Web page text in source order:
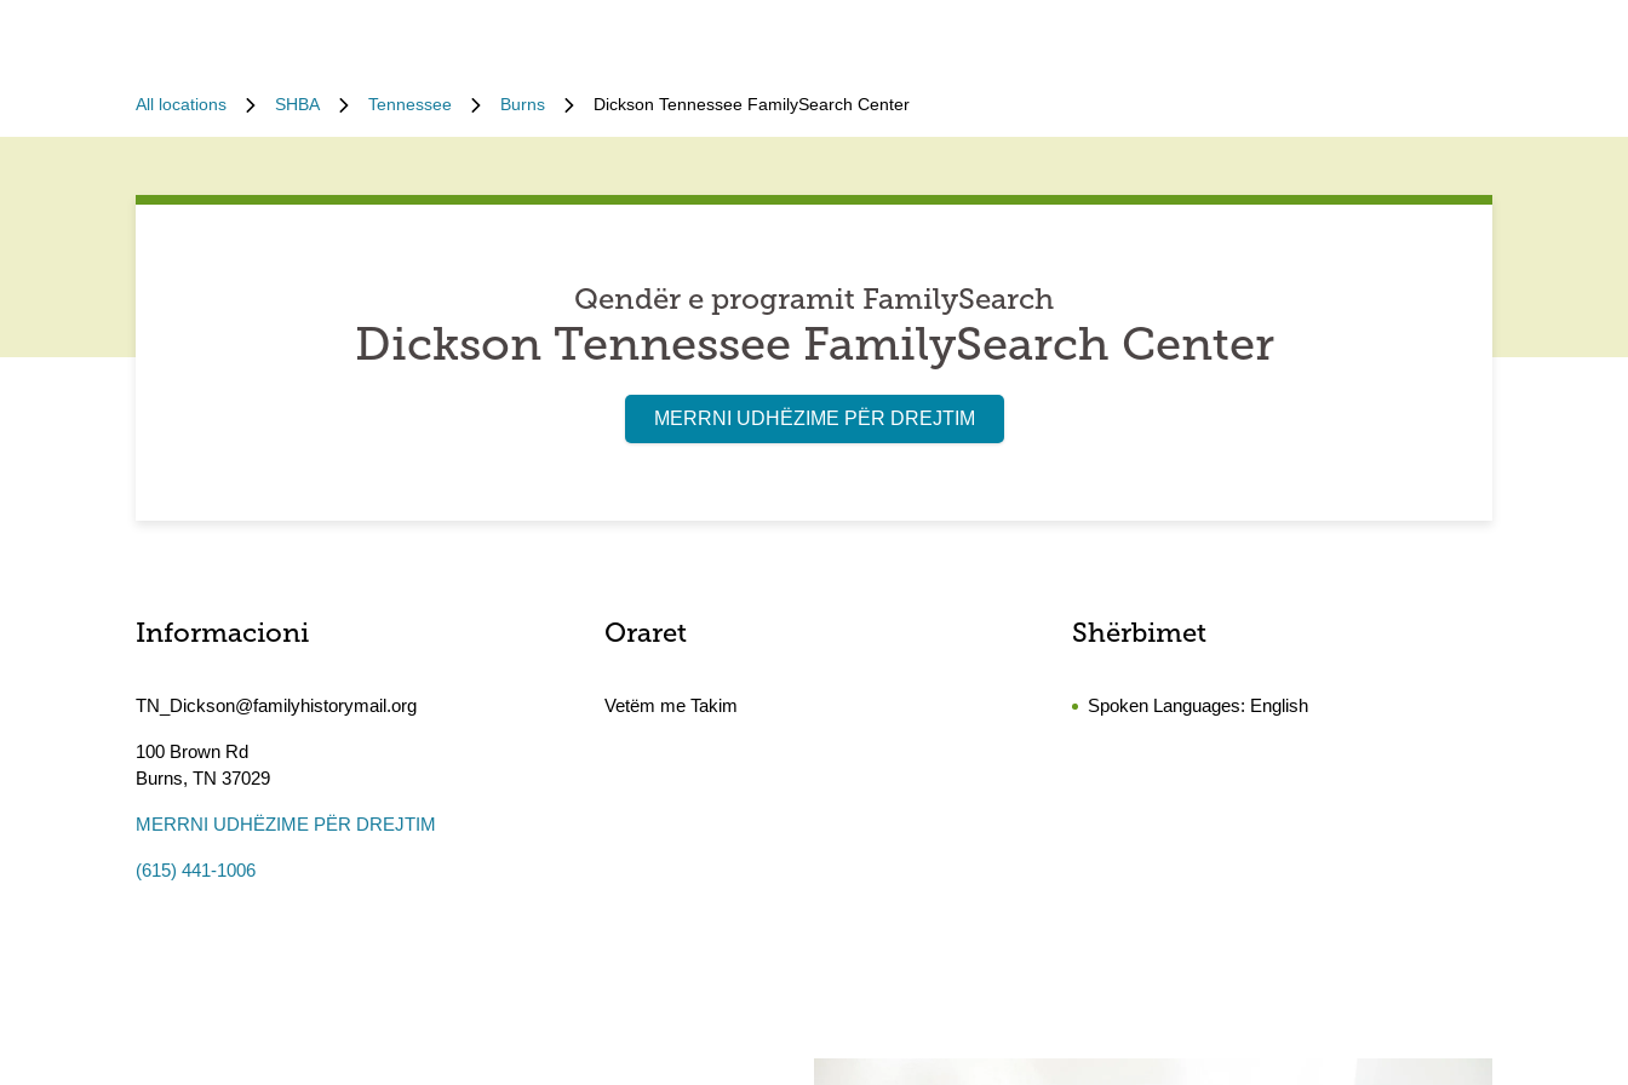
All locations SHBA Tennessee Burns Dickson Tennessee FamilySearch Center
Qendër e programit FamilySearch
Dickson Tennessee FamilySearch Center
MERRNI UDHËZIME PËR DREJTIM
Informacioni
TN_Dickson@familyhistorymail.org
100 Brown Rd
Burns, TN 37029
MERRNI UDHËZIME PËR DREJTIM
(615) 441-1006
Oraret
Vetëm me Takim
Shërbimet
Spoken Languages: English